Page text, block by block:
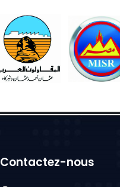
Contactez-nous